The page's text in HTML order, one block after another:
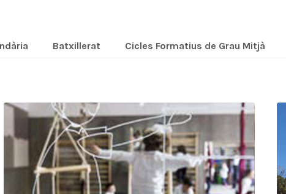
Batxillerat Cicles Formatius de Grau Mitjà